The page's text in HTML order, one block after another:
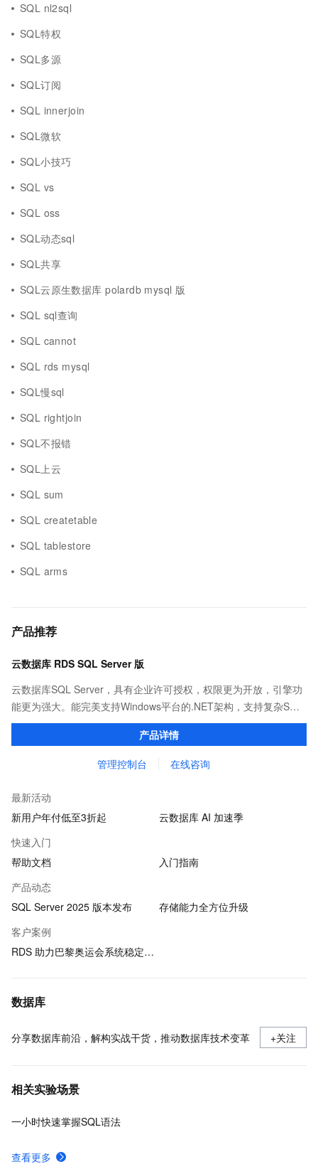
SQL nl2sql
SQL特权
SQL多源
SQL订阅
SQL innerjoin
SQL微软
SQL小技巧
SQL vs
SQL oss
SQL动态sql
SQL共享
SQL云原生数据库 polardb mysql 版
SQL sql查询
SQL cannot
SQL rds mysql
SQL慢sql
SQL rightjoin
SQL不报错
SQL上云
SQL sum
SQL createtable
SQL tablestore
SQL arms
产品推荐
云数据库 RDS SQL Server 版
云数据库SQL Server，具有企业许可授权，权限更为开放，引擎功
能更为强大。能完美支持Windows平台的.NET架构，支持复杂SQL
查询，性能优秀，并有强大的可视化管理工具，帮助您轻松管理数
产品详情
管理控制台 在线咨询
最新活动
新用户年付低至3折起
云数据库 AI 加速季
快速入门
帮助文档
入门指南
产品动态
SQL Server 2025 版本发布
存储能力全方位升级
客户案例
RDS 助力巴黎奥运会系统稳定运行
数据库
分享数据库前沿，解构实战干货，推动数据库技术变革 +关注
相关实验场景
一小时快速掌握SQL语法
查看更多